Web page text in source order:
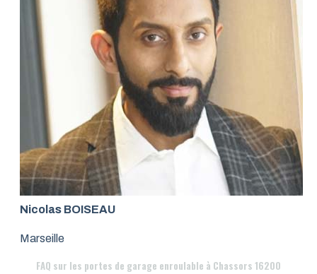
Nicolas BOISEAU
Marseille
FAQ sur les portes de garage enroulable à Chassors 16200